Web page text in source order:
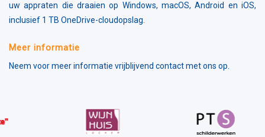
uw appraten die draaien op Windows, macOS, Android en iOS,
inclusief 1 TB OneDrive-cloudopslag.
Meer informatie
Neem voor meer informatie vrijblijvend contact met ons op.